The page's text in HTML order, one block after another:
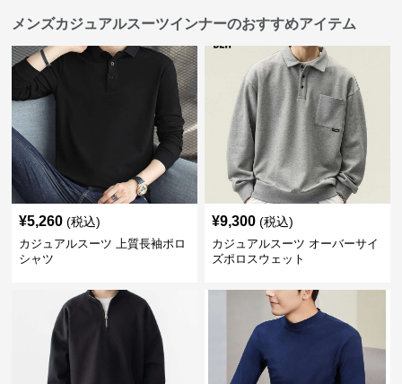
メンズカジュアルスーツインナーのおすすめアイテム
¥5,260 (税込)
カジュアルスーツ 上質長袖ポロ
シャツ
¥9,300 (税込)
カジュアルスーツ オーバーサイ
ズポロスウェット